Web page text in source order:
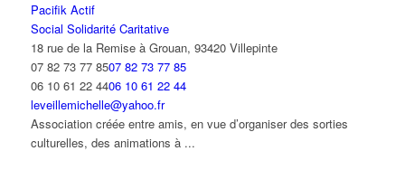
Pacifik Actif
Social Solidarité Caritative
18 rue de la Remise à Grouan, 93420 Villepinte
07 82 73 77 8507 82 73 77 85
06 10 61 22 4406 10 61 22 44
leveillemichelle@yahoo.fr
Association créée entre amis, en vue d’organiser des sorties
culturelles, des animations à ...